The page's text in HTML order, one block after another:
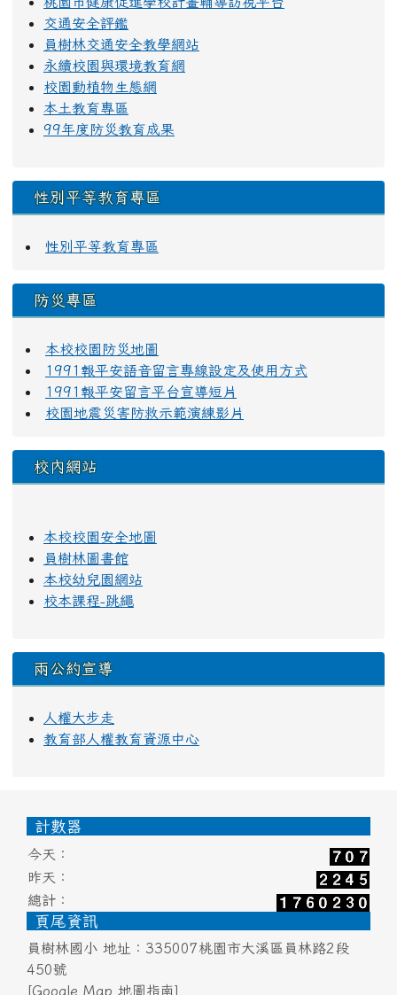
交通安全評鑑
員樹林交通安全教學網站
永續校園與環境教育網
校園動植物生態網
本土教育專區
99年度防災教育成果
性別平等教育專區
性別平等教育專區
防災專區
本校校園防災地圖
1991報平安語音留言專線設定及使用方式
1991報平安留言平台宣導短片
校園地震災害防救示範演練影片
校內網站
本校校園安全地圖
員樹林圖書館
本校幼兒園網站
校本課程-跳繩
兩公約宣導
人權大步走
教育部人權教育資源中心
頁尾區域內容
計數器
今天：
昨天：
總計：
頁尾資訊
員樹林國小 地址：335007桃園市大溪區員林路2段
450號
[Google Map 地圖指南]